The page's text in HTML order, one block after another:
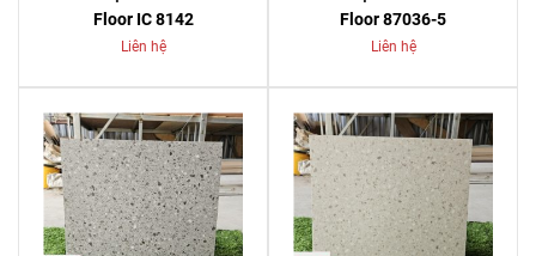
Floor IC 8142
Liên hệ
Floor 87036-5
Liên hệ